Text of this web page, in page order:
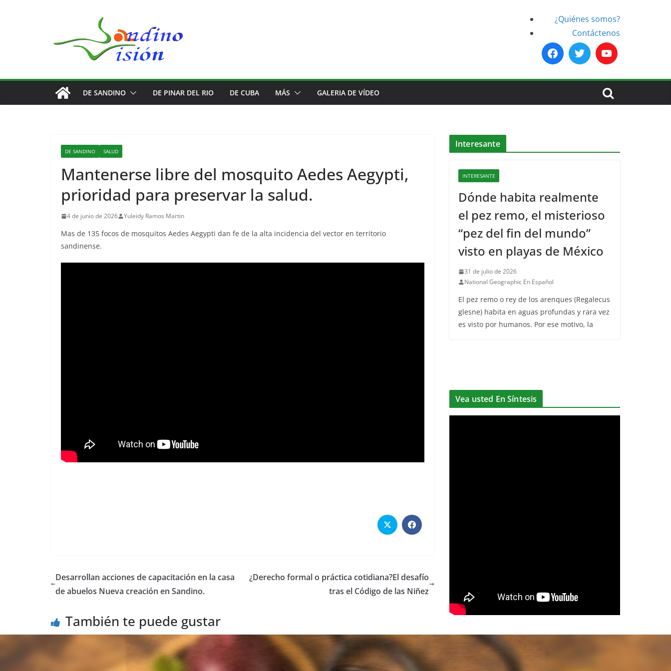
¿Quiénes somos?
Contáctenos
DE SANDINO DE PINAR DEL RIO DE CUBA MÁS GALERIA DE VÍDEO
DE SANDINO SALUD
Mantenerse libre del mosquito Aedes Aegypti,
prioridad para preservar la salud.
4 de junio de 2026 Yuleidy Ramos Martin
Mas de 135 focos de mosquitos Aedes Aegypti dan fe de la alta incidencia del vector en territorio
sandinense.
Desarrollan acciones de capacitación en la casa
de abuelos Nueva creación en Sandino.
¿Derecho formal o práctica cotidiana?El desafío
tras el Código de las Niñez
También te puede gustar
Interesante
INTERESANTE
Dónde habita realmente
el pez remo, el misterioso
“pez del fin del mundo”
visto en playas de México
31 de julio de 2026
National Geographic En Español
El pez remo o rey de los arenques (Regalecus
glesne) habita en aguas profundas y rara vez
es visto por humanos. Por ese motivo, la
Vea usted En Síntesis